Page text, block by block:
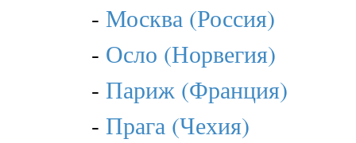
- Москва (Россия)
- Осло (Норвегия)
- Париж (Франция)
- Прага (Чехия)